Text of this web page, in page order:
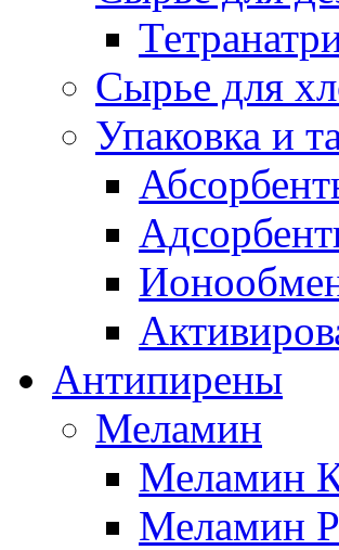
Сырье для
Упаковка и
Антипирены
Меламин
Меламин
Меламин